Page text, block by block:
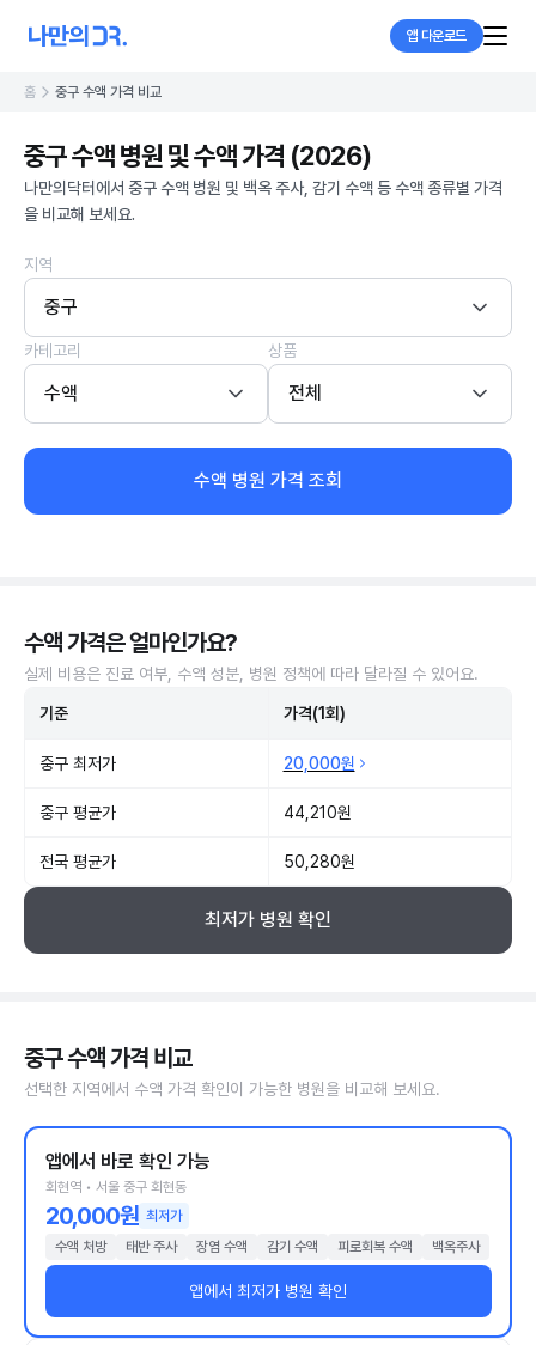
앱 다운로드
홈 중구 수액 가격 비교
중구 수액 병원 및 수액 가격 (2026)
나만의닥터에서 중구 수액 병원 및 백옥 주사, 감기 수액 등 수액 종류별 가격
을 비교해 보세요.
지역
중구
카테고리
수액
상품
전체
수액 병원 가격 조회
수액 가격은 얼마인가요?
실제 비용은 진료 여부, 수액 성분, 병원 정책에 따라 달라질 수 있어요.
기준 가격(1회)
중구 최저가 20,000원
중구 평균가 44,210원
전국 평균가 50,280원
최저가 병원 확인
중구 수액 가격 비교
선택한 지역에서 수액 가격 확인이 가능한 병원을 비교해 보세요.
앱에서 바로 확인 가능
회현역 • 서울 중구 회현동
20,000원 최저가
수액 처방
태반 주사 장염 수액 감기 수액 피로회복 수액 백옥주사
앱에서 최저가 병원 확인